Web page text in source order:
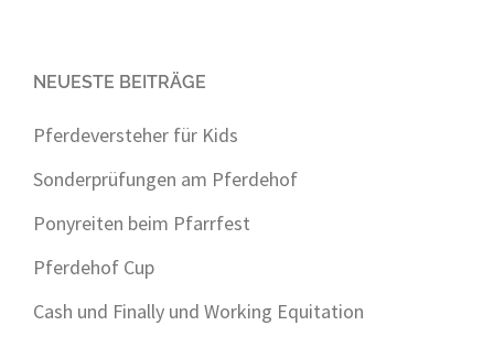
NEUESTE BEITRÄGE
Pferdeversteher für Kids
Sonderprüfungen am Pferdehof
Ponyreiten beim Pfarrfest
Pferdehof Cup
Cash und Finally und Working Equitation